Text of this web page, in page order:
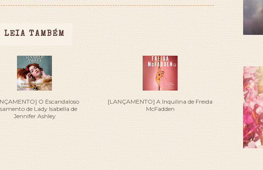
LEIA TAMBÉM
O Escandaloso
de Lady Isabella de
Jennifer Ashley
[LANÇAMENTO] A Inquilina de Freida
McFadden